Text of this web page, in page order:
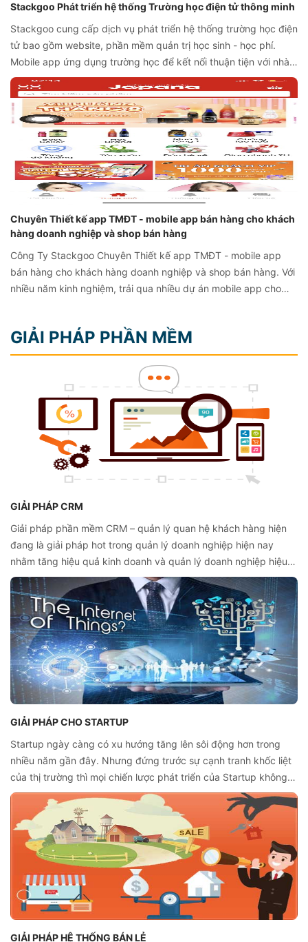
Stackgoo Phát triển hệ thống Trường học điện tử thông minh
Stackgoo cung cấp dịch vụ phát triển hệ thống trường học điện
tử bao gồm website, phần mềm quản trị học sinh - học phí.
Mobile app ứng dụng trường học để kết nối thuận tiện với nhà
Trường và phụ huynh. Hệ thống trường học điện tử thông minh
giúp nhà trường quản lý đơn giản, tinh gọn và hiệu quả nhất với
xu hướng công nghệ mới hiện nay.
Chuyên Thiết kế app TMĐT - mobile app bán hàng cho khách
hàng doanh nghiệp và shop bán hàng
Công Ty Stackgoo Chuyên Thiết kế app TMĐT - mobile app
bán hàng cho khách hàng doanh nghiệp và shop bán hàng. Với
nhiều năm kinh nghiệm, trải qua nhiều dự án mobile app cho
hàng được thuận tiện nhất.
GIẢI PHÁP PHẦN MỀM
GIẢI PHÁP CRM
Giải pháp phần mềm CRM – quản lý quan hệ khách hàng hiện
đang là giải pháp hot trong quản lý doanh nghiệp hiện nay
nhằm tăng hiệu quả kinh doanh và quản lý doanh nghiệp hiệu
quả. Tuy vậy, nếu không hiểu đúng về CRM và tận dụng được
giá trị thì hiệu quả dễ dàng bị suy giảm. Vậy, phải làm thế nào
để bạn chắc chắn mình đang thực sự tận dụng được toàn bộ
tiềm lực mà giải pháp CRM mang đến như đúng mong đợi?
GIẢI PHÁP CHO STARTUP
Startup ngày càng có xu hướng tăng lên sôi động hơn trong
nhiều năm gần đây. Nhưng đứng trước sự cạnh tranh khốc liệt
của thị trường thì mọi chiến lược phát triển của Startup không
phải dễ dàng. Vậy, đâu chính là giải pháp cho startup “sống
sót”, nhất là trong những giai đoạn đầu tiên?
GIẢI PHÁP HỆ THỐNG BÁN LẺ